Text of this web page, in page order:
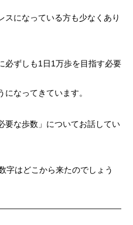
スになっている方も少なくあり
必ずしも1日1万歩を目指す必要
なってきています。
要な歩数」についてお話してい
字はどこから来たのでしょう